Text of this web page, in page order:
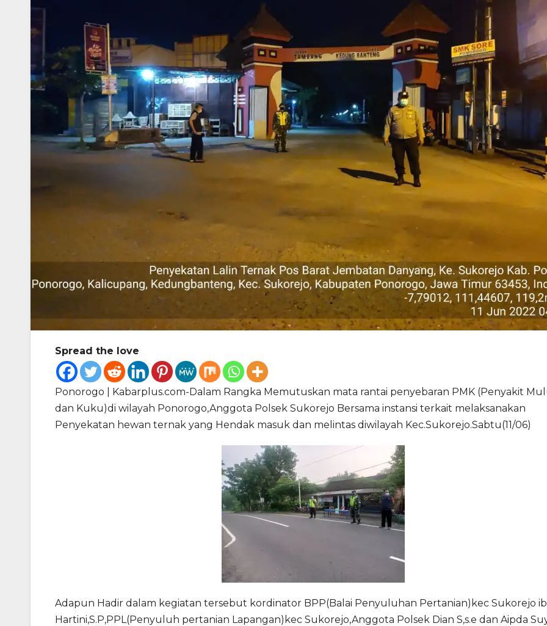
Spread the love
Ponorogo | Kabarplus.com-Dalam Rangka Memutuskan mata rantai penyebaran PMK (Penyakit
dan Kuku)di wilayah Ponorogo,Anggota Polsek Sukorejo Bersama instansi terkait melaksanakan
Penyekatan hewan ternak yang Hendak masuk dan melintas diwilayah Kec.Sukorejo.Sabtu(11/06)
Adapun Hadir dalam kegiatan tersebut kordinator BPP(Balai Penyuluhan Pertanian)kec Sukorejo
Hartini,S.P,PPL(Penyuluh pertanian Lapangan)kec Sukorejo,Anggota Polsek Dian S,s.e dan Aipda